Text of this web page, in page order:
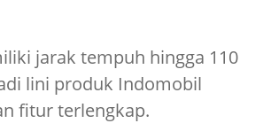
jarak tempuh hingga 110
lini produk Indomobil
fitur terlengkap.